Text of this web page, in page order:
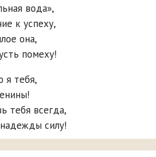
вода»,
к успеху,
она,
помеху!
я тебя,
тебя всегда,
силу!